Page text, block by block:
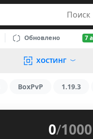
Поиск
Обновлено 7
ХОСТИНГ
BoxPvP 1.19.3
0/1000